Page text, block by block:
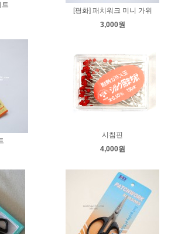
트
[평화] 패치워크 미니 가위
3,000원
시침핀
4,000원